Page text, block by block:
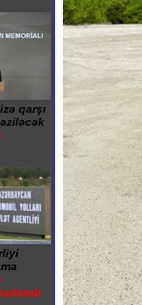
qarşı
əziləcək